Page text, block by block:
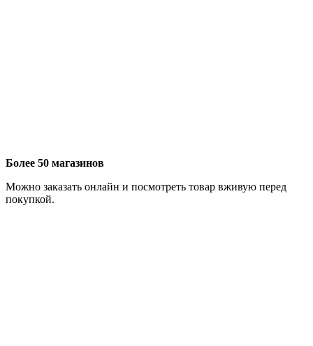
Более 50 магазинов
Можно заказать онлайн и посмотреть товар вживую перед
покупкой.